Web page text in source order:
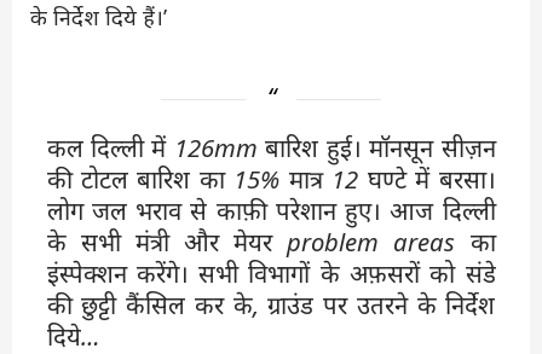
के निर्देश दिये हैं।’
कल दिल्ली में 126mm बारिश हुई। मॉनसून सीज़न
की टोटल बारिश का 15% मात्र 12 घण्टे में बरसा।
लोग जल भराव से काफ़ी परेशान हुए। आज दिल्ली
के सभी मंत्री और मेयर problem areas का
इंस्पेक्शन करेंगे। सभी विभागों के अफ़सरों को संडे
की छुट्टी कैंसिल कर के, ग्राउंड पर उतरने के निर्देश
दिये…